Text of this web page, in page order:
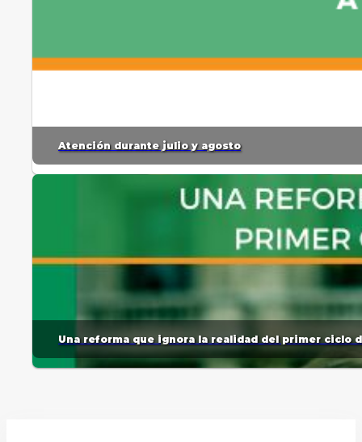
Atención durante julio y agosto
Una reforma que ignora la realidad del primer ciclo